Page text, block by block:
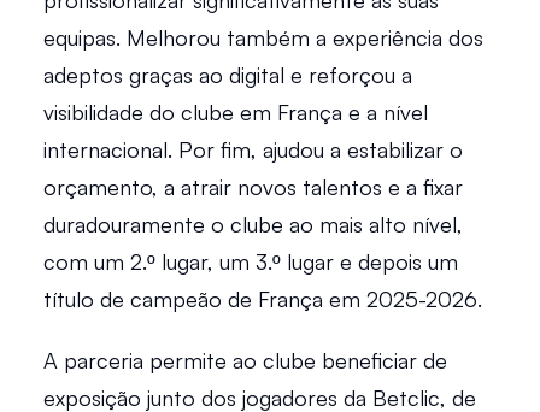
equipas. Melhorou também a experiência dos
adeptos graças ao digital e reforçou a
visibilidade do clube em França e a nível
internacional. Por fim, ajudou a estabilizar o
orçamento, a atrair novos talentos e a fixar
duradouramente o clube ao mais alto nível,
com um 2.º lugar, um 3.º lugar e depois um
título de campeão de França em 2025-2026.
A parceria permite ao clube beneficiar de
exposição junto dos jogadores da Betclic, de